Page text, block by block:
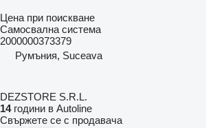
Цена при поискване
Самосвална система
2000000373379
Румъния, Suceava
DEZSTORE S.R.L.
14години в Autoline
Свържете се с продавача